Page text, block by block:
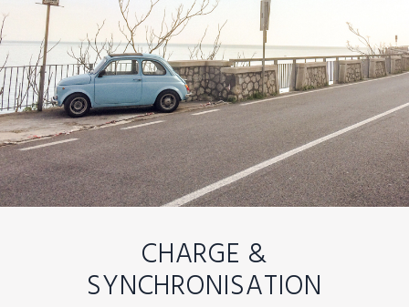
CHARGE &
SYNCHRONISATION